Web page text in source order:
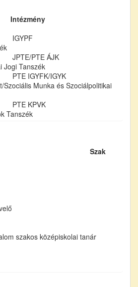
Intézmény
IGYPF
JPTE/PTE ÁJK
Jogi Tanszék
PTE IGYFK/IGYK
Szociális Munka és Szociálpolitikai
PTE KPVK
Tanszék
Szak
szakos középiskolai tanár